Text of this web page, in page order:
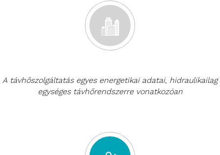
A távhőszolgáltatás egyes energetikai adatai, hidraulikailag
egységes távhőrendszerre vonatkozóan